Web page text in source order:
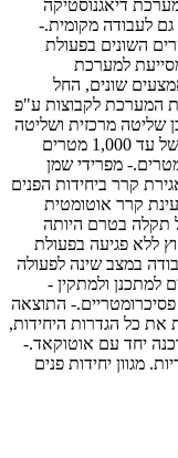
מערכת דיאגנוסטיקה
לעבודה מקומית.-
השונים בפעולת
למערכת
שונים, החל
המערכת לקבוצות ע"פ
שליטה מרכזית ושליטה
מרחוק כולל באמצעות האינטרנט.- אורך צנרת של עד 1,000 מטרים
גובה בין יחידות פנים לחוץ של עד 100 מטרים.- מפרידי שמן
קרר ביחידות הפנים
קרר אוטומטית
תקלה בטרם היותה
ללא פגיעה בפעולת
במצב שינה לפעולה
למתכנן ולמתקין -
פסיכרומטריים.- התוצאה
את כל הגדרות היחידות,
יחד עם אוטוקאד.-
מגוון יחידות פנים